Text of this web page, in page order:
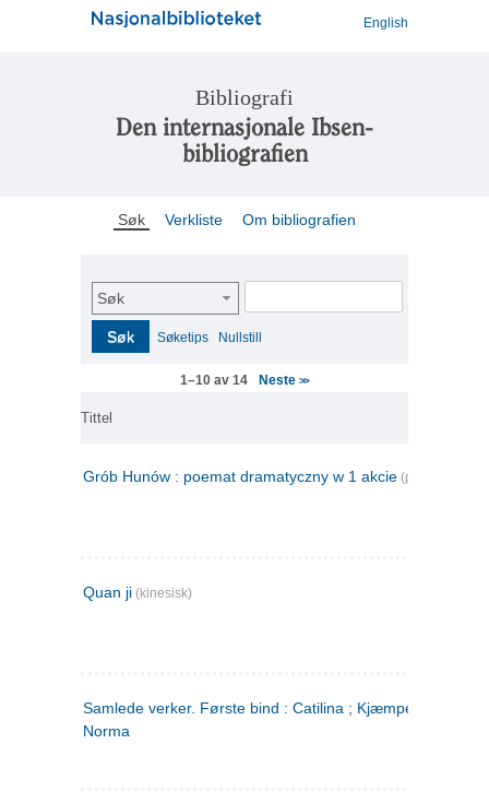
English
Bibliografi
Den internasjonale Ibsen-
bibliografien
Søk Verkliste Om bibliografien
Søk
Søk Søketips Nullstill
1–10 av 14 Neste>>
Tittel
Grób Hunów : poemat dramatyczny w 1 akcie (polsk)
Quan ji (kinesisk)
Samlede verker. Første bind : Catilina ; Kjæmpehøien ;
Norma